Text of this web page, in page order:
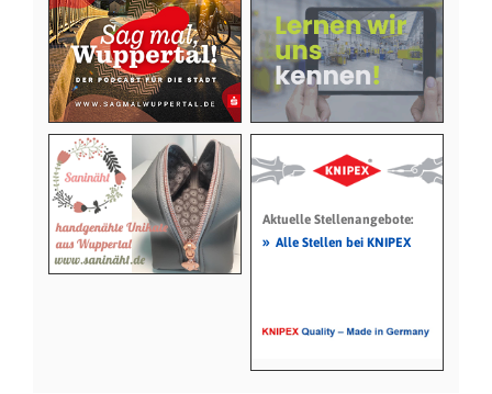
Aktuelle Stellenangebote:
» Alle Stellen bei KNIPEX